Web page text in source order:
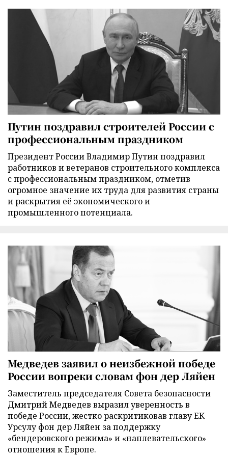
Путин поздравил строителей России с
профессиональным праздником
Президент России Владимир Путин поздравил
работников и ветеранов строительного комплекса
с профессиональным праздником, отметив
огромное значение их труда для развития страны
и раскрытия её экономического и
промышленного потенциала.
Медведев заявил о неизбежной победе
России вопреки словам фон дер Ляйен
Заместитель председателя Совета безопасности
Дмитрий Медведев выразил уверенность в
победе России, жестко раскритиковав главу ЕК
Урсулу фон дер Ляйен за поддержку
«бендеровского режима» и «наплевательского»
отношения к Европе.